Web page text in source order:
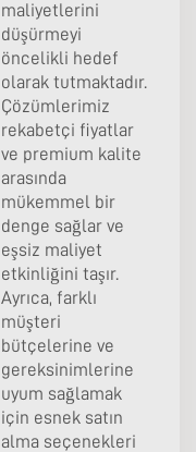
maliyetlerini
düşürmeyi
öncelikli hedef
olarak tutmaktadır.
Çözümlerimiz
rekabetçi fiyatlar
ve premium kalite
arasında
mükemmel bir
denge sağlar ve
eşsiz maliyet
etkinliğini taşır.
Ayrıca, farklı
müşteri
bütçelerine ve
gereksinimlerine
uyum sağlamak
için esnek satın
alma seçenekleri